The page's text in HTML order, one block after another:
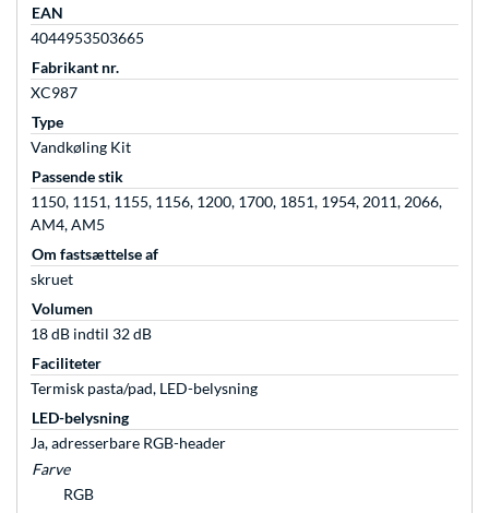
EAN
4044953503665
Fabrikant nr.
XC987
Type
Vandkøling Kit
Passende stik
1150, 1151, 1155, 1156, 1200, 1700, 1851, 1954, 2011, 2066,
AM4, AM5
Om fastsættelse af
skruet
Volumen
18 dB indtil 32 dB
Faciliteter
Termisk pasta/pad, LED-belysning
LED-belysning
Ja, adresserbare RGB-header
Farve
RGB